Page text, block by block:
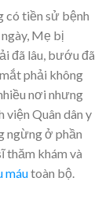
có tiền sử bệnh
Mẹ bị
đã lâu, bướu đã
phải không
nơi nhưng
Quân dân y
ngừng ở phần
thăm khám và
máutoàn bộ.